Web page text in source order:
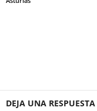
DEJA UNA RESPUESTA